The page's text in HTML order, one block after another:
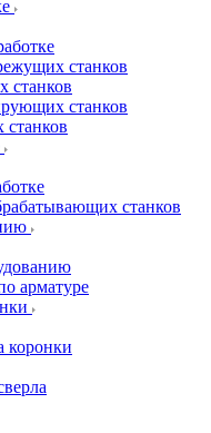
станков
станков
станков
станков
станков
арматуре
коронки